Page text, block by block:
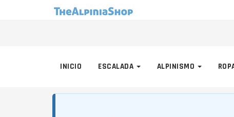
INICIO ESCALADA ALPINISMO